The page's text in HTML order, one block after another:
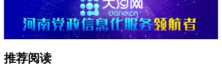
推荐阅读